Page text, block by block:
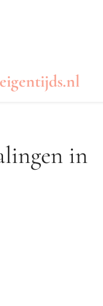
in